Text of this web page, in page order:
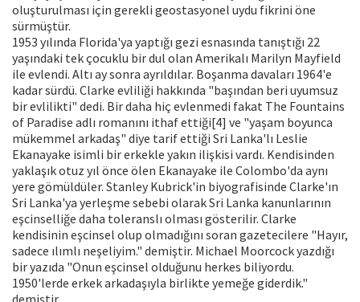
oluşturulması için gerekli geostasyonel uydu fikrini öne
sürmüştür.
1953 yılında Florida'ya yaptığı gezi esnasında tanıştığı 22
yaşındaki tek çocuklu bir dul olan Amerikalı Marilyn Mayfield
ile evlendi. Altı ay sonra ayrıldılar. Boşanma davaları 1964'e
kadar sürdü. Clarke evliliği hakkında "başından beri uyumsuz
bir evlilikti" dedi. Bir daha hiç evlenmedi fakat The Fountains
of Paradise adlı romanını ithaf ettiği[4] ve "yaşam boyunca
mükemmel arkadaş" diye tarif ettiği Sri Lanka'lı Leslie
Ekanayake isimli bir erkekle yakın ilişkisi vardı. Kendisinden
yaklaşık otuz yıl önce ölen Ekanayake ile Colombo'da aynı
yere gömüldüler. Stanley Kubrick'in biyografisinde Clarke'ın
Sri Lanka'ya yerleşme sebebi olarak Sri Lanka kanunlarının
eşcinselliğe daha toleranslı olması gösterilir. Clarke
kendisinin eşcinsel olup olmadığını soran gazetecilere "Hayır,
sadece ılımlı neşeliyim." demiştir. Michael Moorcock yazdığı
bir yazıda "Onun eşcinsel olduğunu herkes biliyordu.
1950'lerde erkek arkadaşıyla birlikte yemeğe giderdik."